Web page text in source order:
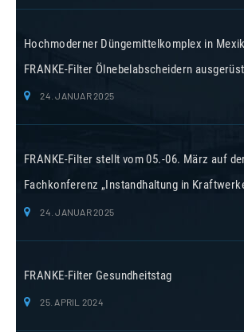
Hochmoderner Düngemittelkomplex in
FRANKE-Filter Ölnebelabscheidern
24. JANUAR 2025
FRANKE-Filter stellt vom 05.-06. März auf
Fachkonferenz „Instandhaltung in
24. JANUAR 2025
FRANKE-Filter Gesundheitstag
25. APRIL 2024